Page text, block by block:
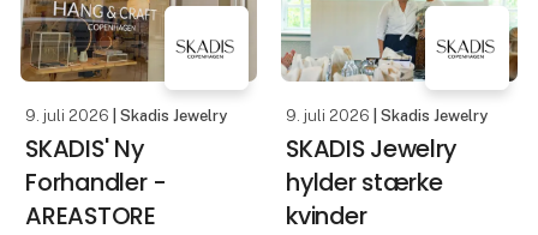
– Rosmarin Fodbad
Sæbespåner.
Produktet er fremstillet
af overskud fra vores
håndlavede
micare er udviklet til dig,
der ønsker en mere
hygiejnisk, effektiv og
9. juli 2026 | Skadis Jewelry
SKADIS' Ny
Forhandler -
AREASTORE
9. juli 2026 | Skadis Jewelry
SKADIS Jewelry
hylder stærke
kvinder